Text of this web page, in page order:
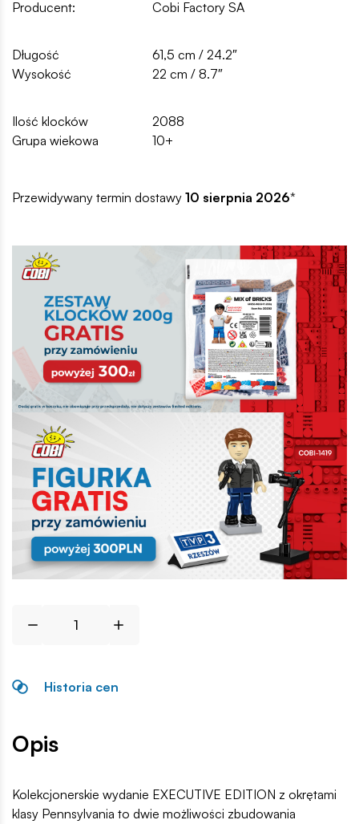
Producent:
Cobi Factory SA
Długość
61,5 cm / 24.2″
Wysokość
22 cm / 8.7″
Ilość klocków
2088
Grupa wiekowa
10+
Przewidywany termin dostawy 10 sierpnia 2026*
Historia cen
Opis
Kolekcjonerskie wydanie EXECUTIVE EDITION z okrętami
klasy Pennsylvania to dwie możliwości zbudowania